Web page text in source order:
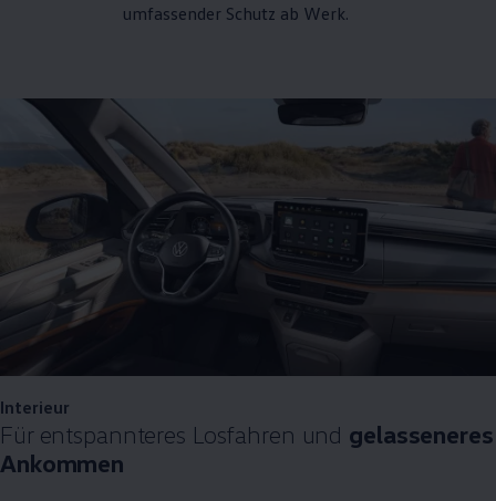
umfassender Schutz ab Werk.
Interieur
Für entspannteres Losfahren und gelasseneres
Ankommen